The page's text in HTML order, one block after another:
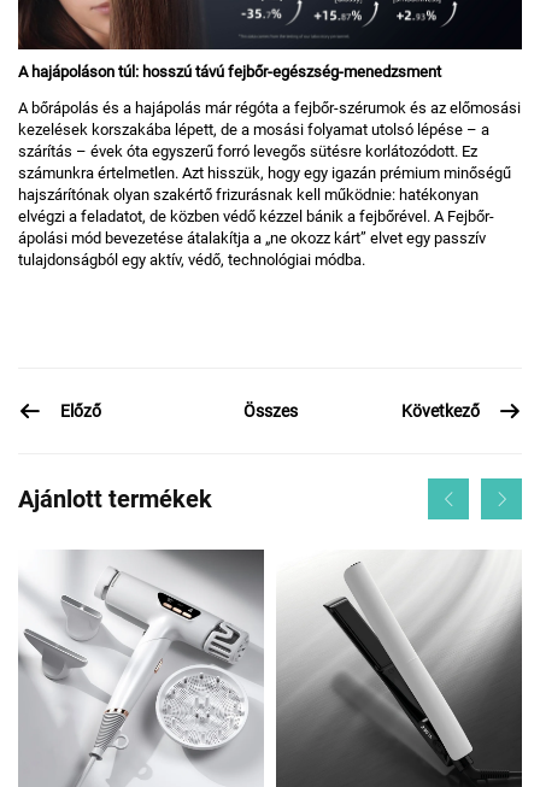
A hajápoláson túl: hosszú távú fejbőr-egészség-menedzsment
A bőrápolás és a hajápolás már régóta a fejbőr-szérumok és az előmosási
kezelések korszakába lépett, de a mosási folyamat utolsó lépése – a
szárítás – évek óta egyszerű forró levegős sütésre korlátozódott. Ez
számunkra értelmetlen. Azt hisszük, hogy egy igazán prémium minőségű
hajszárítónak olyan szakértő frizurásnak kell működnie: hatékonyan
elvégzi a feladatot, de közben védő kézzel bánik a fejbőrével. A Fejbőr-
ápolási mód bevezetése átalakítja a „ne okozz kárt” elvet egy passzív
tulajdonságból egy aktív, védő, technológiai módba.
Előző Összes Következő
Ajánlott termékek